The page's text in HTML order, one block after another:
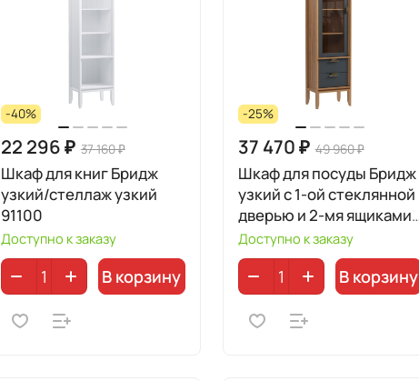
-40%
22 296 ₽ 37 160 ₽
Шкаф для книг Бридж
узкий/стеллаж узкий
91100
Доступно к заказу
В корзину
-25%
37 470 ₽ 49 960 ₽
Шкаф для посуды Бридж
узкий с 1-ой стеклянной
дверью и 2-мя ящиками
96102
Доступно к заказу
В корзину